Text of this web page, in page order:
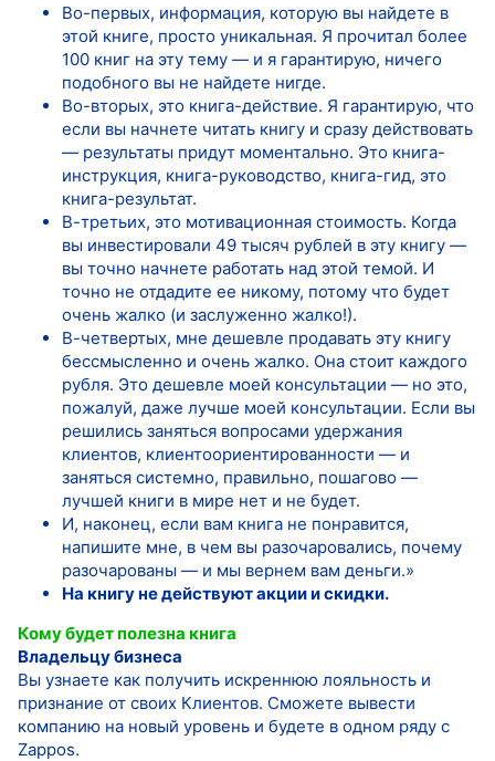
Во-первых, информация, которую вы найдете в
этой книге, просто уникальная. Я прочитал более
100 книг на эту тему — и я гарантирую, ничего
подобного вы не найдете нигде.
Во-вторых, это книга-действие. Я гарантирую, что
если вы начнете читать книгу и сразу действовать
— результаты придут моментально. Это книга-
инструкция, книга-руководство, книга-гид, это
книга-результат.
В-третьих, это мотивационная стоимость. Когда
вы инвестировали 49 тысяч рублей в эту книгу —
вы точно начнете работать над этой темой. И
точно не отдадите ее никому, потому что будет
очень жалко (и заслуженно жалко!).
В-четвертых, мне дешевле продавать эту книгу
бессмысленно и очень жалко. Она стоит каждого
рубля. Это дешевле моей консультации — но это,
пожалуй, даже лучше моей консультации. Если вы
решились заняться вопросами удержания
клиентов, клиентоориентированности — и
заняться системно, правильно, пошагово —
лучшей книги в мире нет и не будет.
И, наконец, если вам книга не понравится,
напишите мне, в чем вы разочаровались, почему
разочарованы — и мы вернем вам деньги.»
На книгу не действуют акции и скидки.
Кому будет полезна книга
Владельцу бизнеса
Вы узнаете как получить искреннюю лояльность и
признание от своих Клиентов. Сможете вывести
компанию на новый уровень и будете в одном ряду с
Zappos.